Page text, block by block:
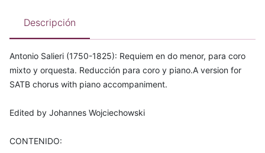
Descripción
Antonio Salieri (1750-1825): Requiem en do menor, para coro
mixto y orquesta. Reducción para coro y piano.A version for
SATB chorus with piano accompaniment.
Edited by Johannes Wojciechowski
CONTENIDO: